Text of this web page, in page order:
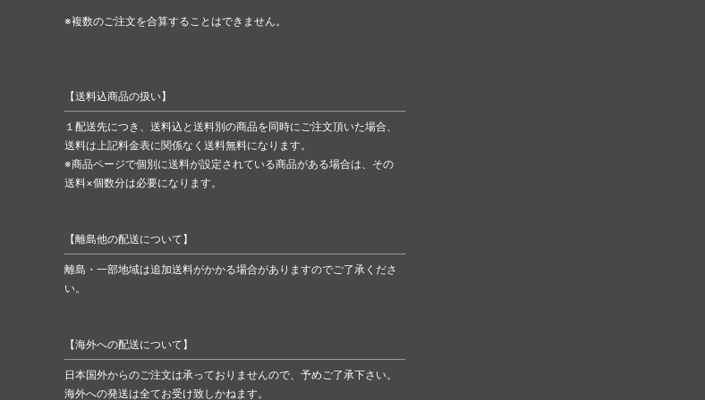
※複数のご注文を合算することはできません。
【送料込商品の扱い】
１配送先につき、送料込と送料別の商品を同時にご注文頂いた場合、
送料は上記料金表に関係なく送料無料になります。
※商品ページで個別に送料が設定されている商品がある場合は、その
送料×個数分は必要になります。
【離島他の配送について】
離島・一部地域は追加送料がかかる場合がありますのでご了承くださ
い。
【海外への配送について】
日本国外からのご注文は承っておりませんので、予めご了承下さい。
海外への発送は全てお受け致しかねます。